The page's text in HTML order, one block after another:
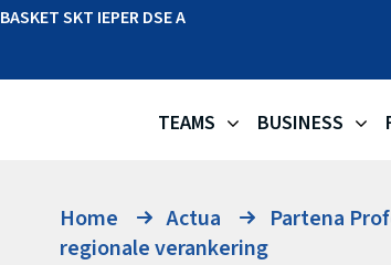
BASKET SKT IEPER DSE A
TEAMS BUSINESS
Home Actua
Partena
regionale verankering